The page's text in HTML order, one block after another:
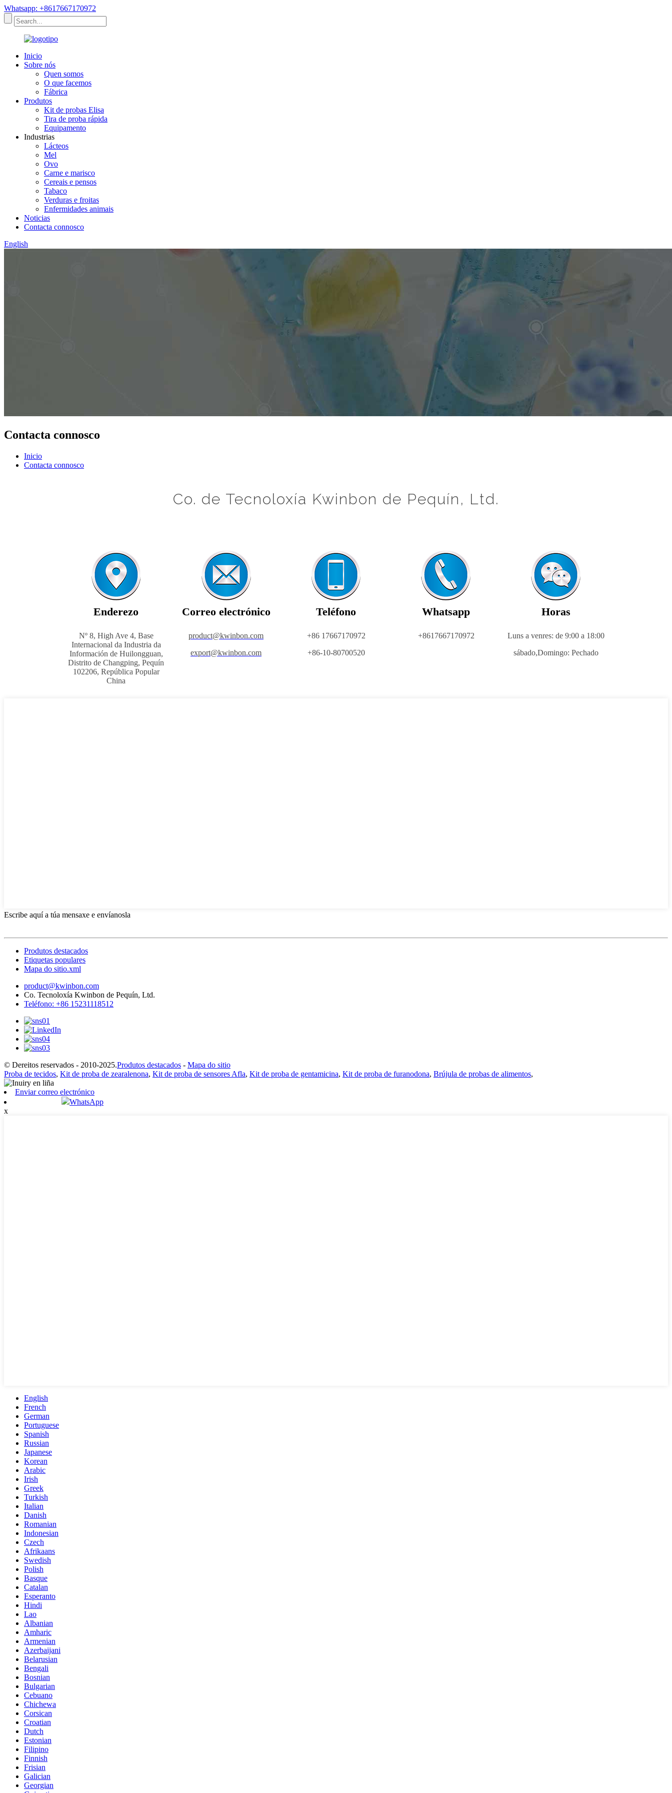
Whatsapp: +8617667170972
Inicio
Sobre nós
Quen somos
O que facemos
Fábrica
Produtos
Kit de probas Elisa
Tira de proba rápida
Equipamento
Industrias
Lácteos
Mel
Ovo
Carne e marisco
Cereais e pensos
Tabaco
Verduras e froitas
Enfermidades animais
Noticias
Contacta connosco
English
Contacta connosco
Inicio
Contacta connosco
Co. de Tecnoloxía Kwinbon de Pequín, Ltd.
Enderezo
Nº 8, High Ave 4, Base
Internacional da Industria da
Información de Huilongguan,
Distrito de Changping, Pequín
102206, República Popular
China
Correo electrónico
product@kwinbon.com
export@kwinbon.com
Teléfono
+86 17667170972
+86-10-80700520
Whatsapp
+8617667170972
Horas
Luns a venres: de 9:00 a 18:00
sábado,Domingo: Pechado
Escribe aquí a túa mensaxe e envíanosla
Produtos destacados
Etiquetas populares
Mapa do sitio.xml
product@kwinbon.com
Co. Tecnoloxía Kwinbon de Pequín, Ltd.
Teléfono: +86 15231118512
© Dereitos reservados - 2010-2025.Produtos destacados - Mapa do sitio
Proba de tecidos, Kit de proba de zearalenona, Kit de proba de sensores Afla, Kit de proba de gentamicina, Kit de proba de furanodona, Brújula de probas de alimentos,
Enviar correo electrónico
WhatsApp
x
English
French
German
Portuguese
Spanish
Russian
Japanese
Korean
Arabic
Irish
Greek
Turkish
Italian
Danish
Romanian
Indonesian
Czech
Afrikaans
Swedish
Polish
Basque
Catalan
Esperanto
Hindi
Lao
Albanian
Amharic
Armenian
Azerbaijani
Belarusian
Bengali
Bosnian
Bulgarian
Cebuano
Chichewa
Corsican
Croatian
Dutch
Estonian
Filipino
Finnish
Frisian
Galician
Georgian